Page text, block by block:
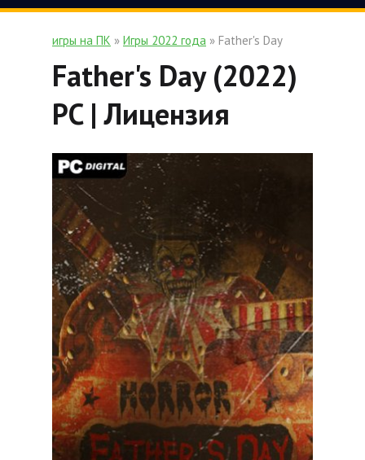
игры на ПК » Игры 2022 года » Father's Day
Father's Day (2022)
PC | Лицензия